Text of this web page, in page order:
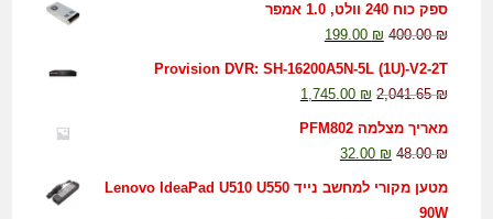
ספק כוח 240 וולט, 1.0 אמפר
400.00₪
199.00 ₪
Provision DVR: SH-16200A5N-5L (1U)-V2-2T
2,041.65₪
1,745.00 ₪
מאריך מצלמה PFM802
48.00₪
32.00 ₪
מטען מקורי למחשב נייד Lenovo IdeaPad U510 U550
90W